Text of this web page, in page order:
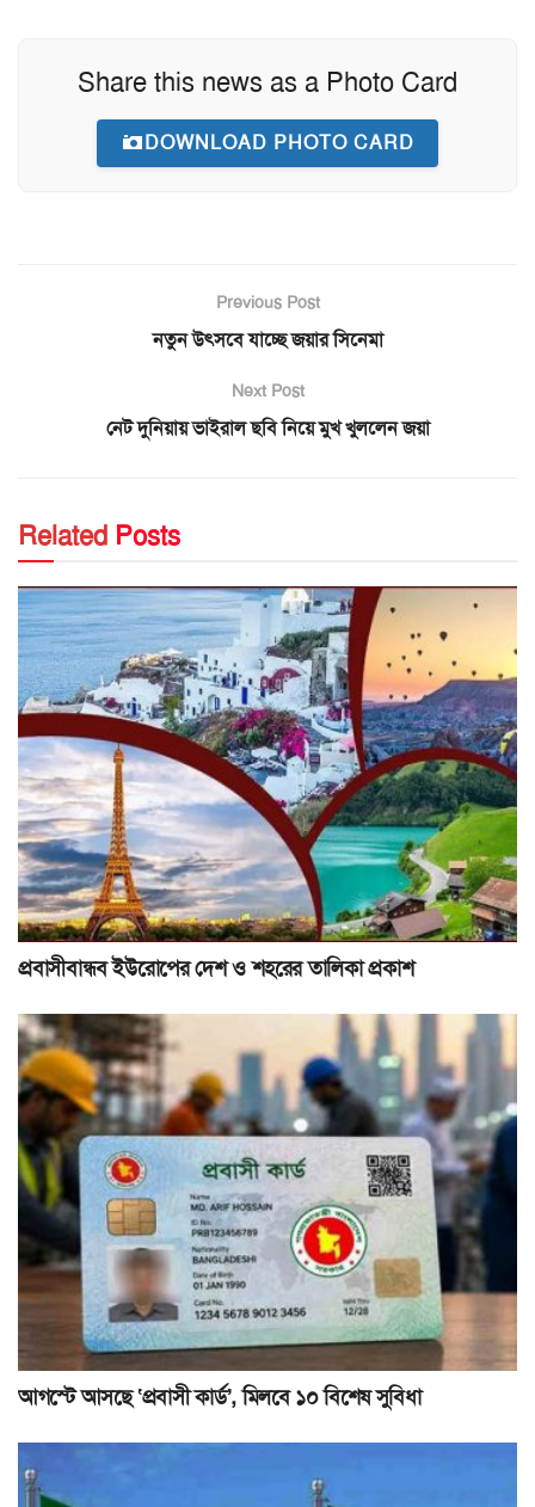
Share this news as a Photo Card
DOWNLOAD PHOTO CARD
Previous Post
নতুন উৎসবে যাচ্ছে জয়ার সিনেমা
Next Post
নেট দুনিয়ায় ভাইরাল ছবি নিয়ে মুখ খুললেন জয়া
Related Posts
প্রবাসীবান্ধব ইউরোপের দেশ ও শহরের তালিকা প্রকাশ
আগস্টে আসছে ‘প্রবাসী কার্ড’, মিলবে ১০ বিশেষ সুবিধা